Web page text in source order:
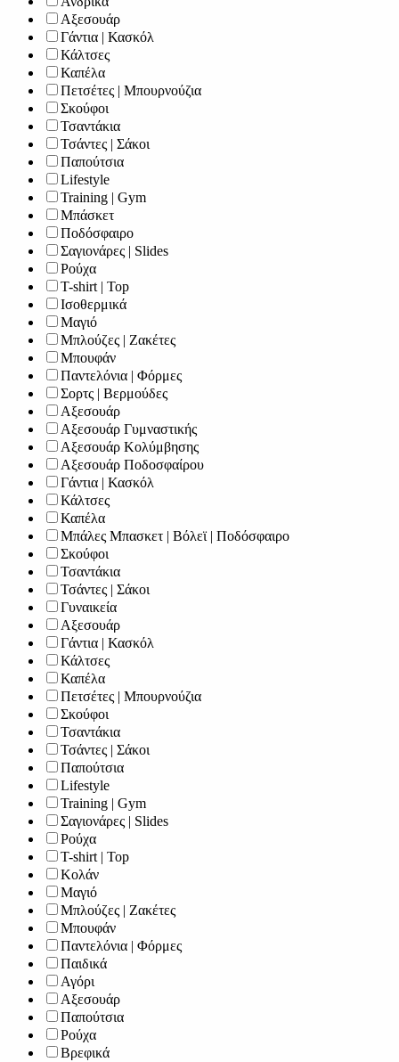
Αξεσουάρ
Γάντια | Κασκόλ
Κάλτσες
Καπέλα
Πετσέτες | Μπουρνούζια
Σκούφοι
Τσαντάκια
Τσάντες | Σάκοι
Παπούτσια
Lifestyle
Training | Gym
Μπάσκετ
Ποδόσφαιρο
Σαγιονάρες | Slides
Ρούχα
T-shirt | Top
Ισοθερμικά
Μαγιό
Μπλούζες | Ζακέτες
Μπουφάν
Παντελόνια | Φόρμες
Σορτς | Βερμούδες
Αξεσουάρ
Αξεσουάρ Γυμναστικής
Αξεσουάρ Κολύμβησης
Αξεσουάρ Ποδοσφαίρου
Γάντια | Κασκόλ
Κάλτσες
Καπέλα
Μπάλες Μπασκετ | Βόλεϊ | Ποδόσφαιρο
Σκούφοι
Τσαντάκια
Τσάντες | Σάκοι
Γυναικεία
Αξεσουάρ
Γάντια | Κασκόλ
Κάλτσες
Καπέλα
Πετσέτες | Μπουρνούζια
Σκούφοι
Τσαντάκια
Τσάντες | Σάκοι
Παπούτσια
Lifestyle
Training | Gym
Σαγιονάρες | Slides
Ρούχα
T-shirt | Top
Κολάν
Μαγιό
Μπλούζες | Ζακέτες
Μπουφάν
Παντελόνια | Φόρμες
Παιδικά
Αγόρι
Αξεσουάρ
Παπούτσια
Ρούχα
Βρεφικά